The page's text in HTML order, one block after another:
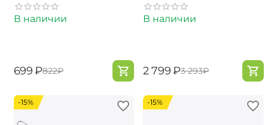
В наличии
‍699‍ ₽‍822‍₽
В наличии
‍2 799‍₽‍3 293‍₽
-15% -15%